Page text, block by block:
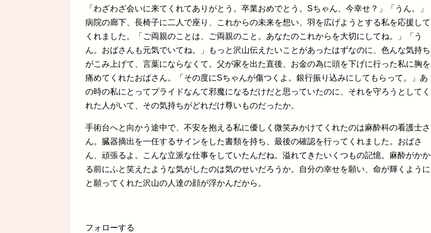
「わざわざ会いに来てくれてありがとう。卒業おめでとう。Sちゃん、今幸せ？」「うん。」
病院の廊下、長椅子に二人で座り、これからの未来を想い、羽を広げようとする私を応援して
くれました。「ご両親のことは、ご両親のこと。あなたのこれからを大切にしてね。」「う
ん。おばさんも元気でいてね。」もっと沢山伝えたいことがあったはずなのに、色んな気持ち
がこみ上げて、言葉にならなくて。父が家を出た直後、お金の為に頭を下げに行った私に胸を
痛めてくれたおばさん。「その度にSちゃんが傷つくよ。銀行振り込みにしてもらって。」あ
の時の私にとってプライドなんて邪魔になるだけだと思っていたのに、それを守ろうとしてく
れた人がいて、その気持ちがどれだけ尊いものだったか。
手術台へと向かう途中で、不安を抱える私に優しく微笑みかけてくれたのは麻酔科の看護士さ
ん。臓器摘出を一任するサインをした書類を持ち、最後の確認を行ってくれました。おばさ
ん、頑張るよ。こんな立派な仕事をしていたんだね。溢れてきたいくつもの記憶。麻酔がかか
る前にふと笑えたような気がしたのは気のせいだろうか。自分の幸せを願い、命が輝くように
と願ってくれた沢山の人達の顔が浮かんだから。
フォローする